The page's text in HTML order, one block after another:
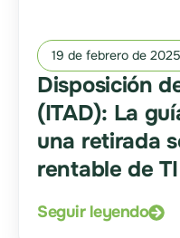
19 de febrero de 2025
Disposición
(ITAD): La
una retirada
rentable de TI
Seguir leyendo